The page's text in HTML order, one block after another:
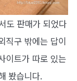
도 판매가 되었다
직구 밖에는 답이
이트가 따로 있는
봤습니다.